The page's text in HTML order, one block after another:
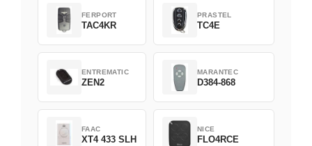
FERPORT
TAC4KR
PRASTEL
TC4E
ENTREMATIC
ZEN2
MARANTEC
D384-868
FAAC
XT4 433 SLH
NICE
FLO4RCE